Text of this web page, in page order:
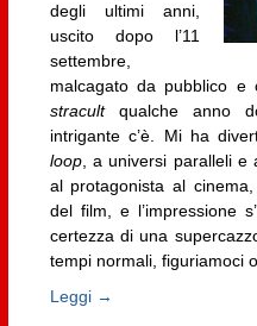
degli ultimi anni,
uscito dopo l’11
settembre,
malcagato da pubblico
stracult qualche anno
intrigante c’è. Mi ha
loop, a universi paralleli e
al protagonista al cinema,
del film, e l’impressione
certezza di una
tempi normali, figuriamoci
Leggi →